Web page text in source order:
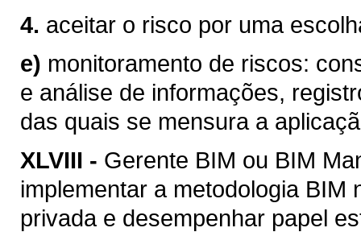
4. aceitar o risco por uma
e) monitoramento de riscos:
e análise de informações,
das quais se mensura a
XLVIII - Gerente BIM ou BIM
implementar a metodologia BIM
privada e desempenhar papel